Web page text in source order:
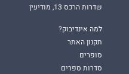
שדרות הרכס 13, מודיעין
למה אינדיבוק?
תקנון האתר
סופרים
סדרות ספרים